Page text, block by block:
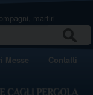
martiri
Messe Contatti